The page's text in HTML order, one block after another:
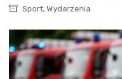
Sport, Wydarzenia